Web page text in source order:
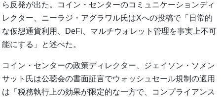
ら反発が出た。コイン・センターのコミュニケーションディ
レクター、ニーラジ・アグラワル氏はXへの投稿で「日常的
な仮想通貨利用、DeFi、マルチウォレット管理を事実上不可
能にする」と述べた。
コイン・センターの政策ディレクター、ジェイソン・ソメン
サット氏は公聴会の書面証言でウォッシュセール規制の適用
は「税務執行上の効果が限定的な一方で、コンプライアンス